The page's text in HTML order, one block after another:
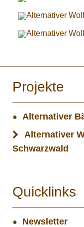
Projekte
Alternativer
Alternativer
Schwarzwald
Quicklinks
Newsletter